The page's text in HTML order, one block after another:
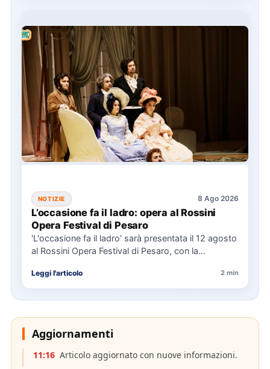
NOTIZIE 8 Ago 2026
L’occasione fa il ladro: opera al Rossini
Opera Festival di Pesaro
'L'occasione fa il ladro' sarà presentata il 12 agosto
al Rossini Opera Festival di Pesaro, con la
Leggi l'articolo 2 min
Aggiornamenti
11:16 Articolo aggiornato con nuove informazioni.